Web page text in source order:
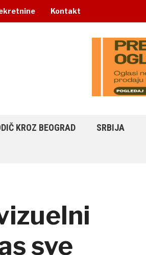
Kontakt
KROZ BEOGRAD SRBIJA
sve